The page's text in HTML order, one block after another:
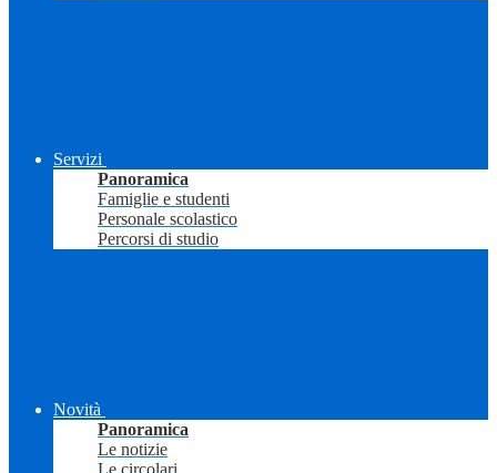
Servizi
Panoramica
Famiglie e studenti
Personale scolastico
Percorsi di studio
Novità
Panoramica
Le notizie